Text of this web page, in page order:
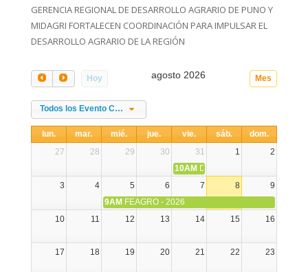
GERENCIA REGIONAL DE DESARROLLO AGRARIO DE PUNO Y
MIDAGRI FORTALECEN COORDINACIÓN PARA IMPULSAR EL
DESARROLLO AGRARIO DE LA REGIÓN
Hoy Mes
agosto 2026
Todos los Evento Categories
lun. mar. mié. jue. vie. sáb.
dom.
27
28 29 30 31 1
2
10AM DIA NACIONAL DE LA
3
4 5 6 7 8
9
9AM FEAGRO - 2026
10
11 12 13 14 15 16
17 18 19 20 21 22 23